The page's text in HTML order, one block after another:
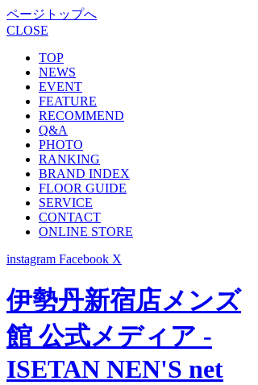
ページトップへ
CLOSE
TOP
NEWS
EVENT
FEATURE
RECOMMEND
Q&A
PHOTO
RANKING
BRAND INDEX
FLOOR GUIDE
SERVICE
CONTACT
ONLINE STORE
instagram Facebook X
伊勢丹新宿店メンズ
館 公式メディア -
ISETAN NEN'S net